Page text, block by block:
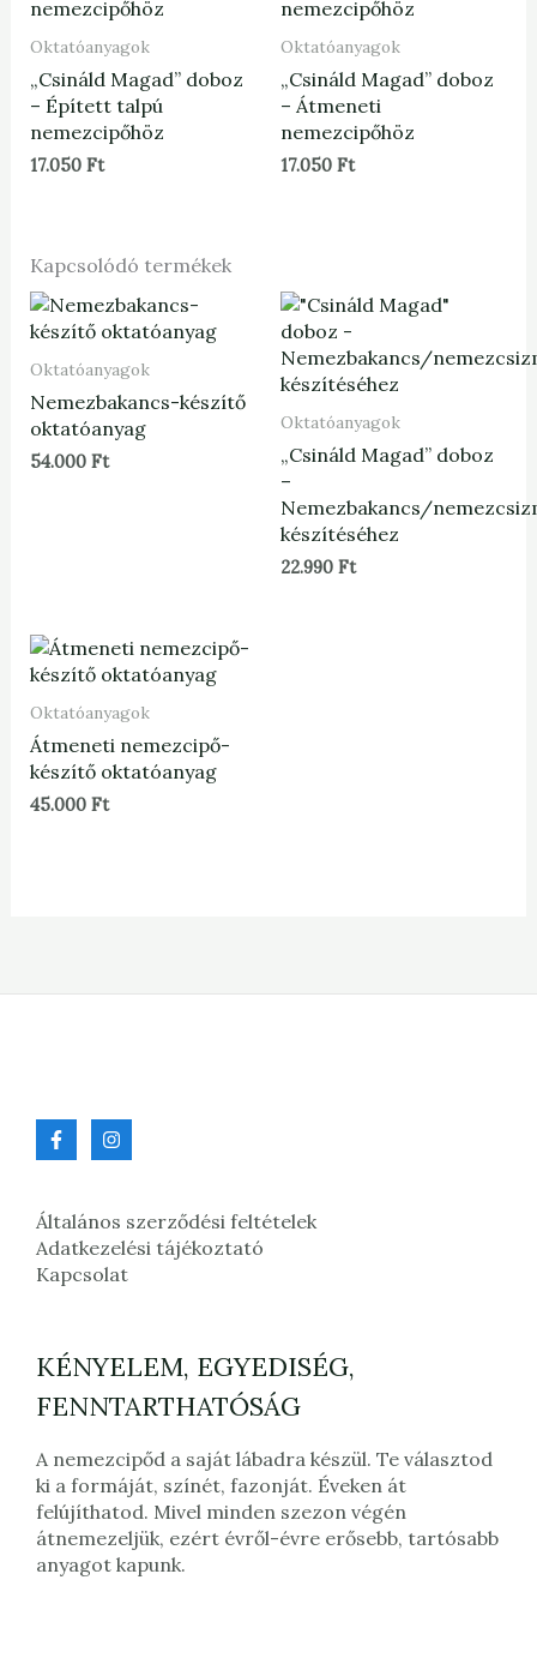
Oktatóanyagok
„Csináld Magad” doboz
– Épített talpú
nemezcipőhöz
17.050 Ft
Oktatóanyagok
„Csináld Magad” doboz
– Átmeneti
nemezcipőhöz
17.050 Ft
Kapcsolódó termékek
Oktatóanyagok
Nemezbakancs-készítő
oktatóanyag
54.000 Ft
Oktatóanyagok
„Csináld Magad” doboz
–
Nemezbakancs/
készítéséhez
22.990 Ft
Oktatóanyagok
Átmeneti nemezcipő-
készítő oktatóanyag
45.000 Ft
Általános szerződési feltételek
Adatkezelési tájékoztató
Kapcsolat
KÉNYELEM, EGYEDISÉG,
FENNTARTHATÓSÁG
A nemezcipőd a saját lábadra készül. Te választod
ki a formáját, színét, fazonját. Éveken át
felújíthatod. Mivel minden szezon végén
átnemezeljük, ezért évről-évre erősebb, tartósabb
anyagot kapunk.